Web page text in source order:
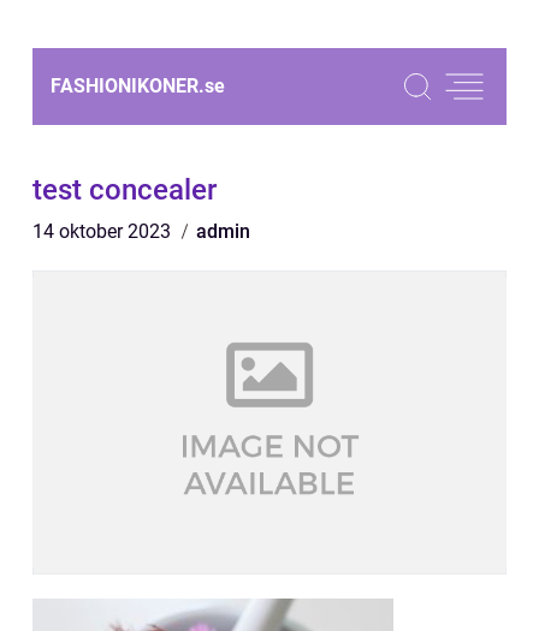
FASHIONIKONER.se
test concealer
14 oktober 2023 admin